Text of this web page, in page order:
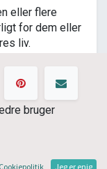
eller flere
for dem eller
liv.
øl eller
fortæller og
med
bruger
Cookiepolitik Jeg er enig